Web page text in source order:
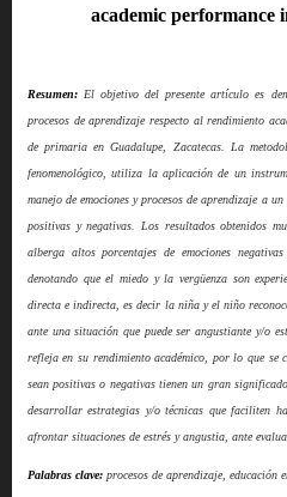
academic performance
Resumen:El objetivo del presente artículo es
procesos de aprendizaje respecto al rendimiento
de primaria en Guadalupe, Zacatecas. La
fenomenológico, utiliza la aplicación de un
manejo de emociones y procesos de aprendizaje a
positivas y negativas. Los resultados obtenidos
alberga altos porcentajes de emociones
denotando que el miedo y la vergüenza son
directa e indirecta, es decir la niña y el niño
ante una situación que puede ser angustiante y/o
refleja en su rendimiento académico, por lo que se
sean positivas o negativas tienen un gran
desarrollar estrategias y/o técnicas que faciliten
afrontar situaciones de estrés y angustia, ante
Palabras clave:procesos de aprendizaje, educación